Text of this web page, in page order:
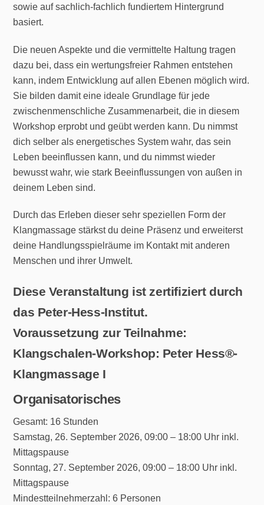
sowie auf sachlich-fachlich fundiertem Hintergrund
basiert.
Die neuen Aspekte und die vermittelte Haltung tragen
dazu bei, dass ein wertungsfreier Rahmen entstehen
kann, indem Entwicklung auf allen Ebenen möglich wird.
Sie bilden damit eine ideale Grundlage für jede
zwischenmenschliche Zusammenarbeit, die in diesem
Workshop erprobt und geübt werden kann. Du nimmst
dich selber als energetisches System wahr, das sein
Leben beeinflussen kann, und du nimmst wieder
bewusst wahr, wie stark Beeinflussungen von außen in
deinem Leben sind.
Durch das Erleben dieser sehr speziellen Form der
Klangmassage stärkst du deine Präsenz und erweiterst
deine Handlungsspielräume im Kontakt mit anderen
Menschen und ihrer Umwelt.
Diese Veranstaltung ist zertifiziert durch
das Peter-Hess-Institut.
Voraussetzung zur Teilnahme:
Klangschalen-Workshop: Peter Hess®-
Klangmassage I
Organisatorisches
Gesamt: 16 Stunden
Samstag, 26. September 2026, 09:00 – 18:00 Uhr inkl.
Mittagspause
Sonntag, 27. September 2026, 09:00 – 18:00 Uhr inkl.
Mittagspause
Mindestteilnehmerzahl: 6 Personen